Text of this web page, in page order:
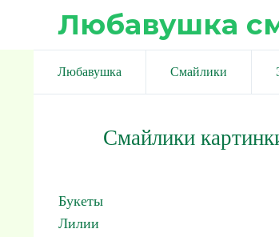
Любавушка
Любавушка Смайлики
Смайлики
Букеты
Лилии